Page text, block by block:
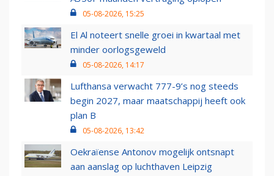
05-08-2026, 15:25
El Al noteert snelle groei in kwartaal met
minder oorlogsgeweld
05-08-2026, 14:17
Lufthansa verwacht 777-9’s nog steeds
begin 2027, maar maatschappij heeft ook
plan B
05-08-2026, 13:42
Oekraïense Antonov mogelijk ontsnapt
aan aanslag op luchthaven Leipzig